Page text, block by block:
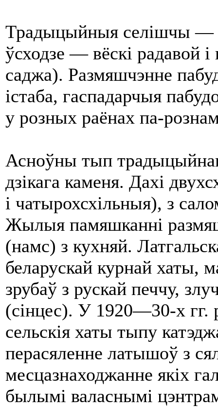
Традыцыйныя селішчы —
ўсходзе — вёскі радавой і
саджа). Размяшчэнне
істаба, гаспадарчыя
у розных раёнах па-
Асноўны тып
дзікага каменя. Дахі
і чатырохсхільныя), з
Жылыя памяшканні
(намс) з кухняй.
беларускай курнай хаты,
зрубаў з рускай печчу,
(сінцес). У 1920—30-х гг.
сельскія хаты тыпу
перасяленне латышоў з
месцазнаходжанне якіх
былымі валаснымі